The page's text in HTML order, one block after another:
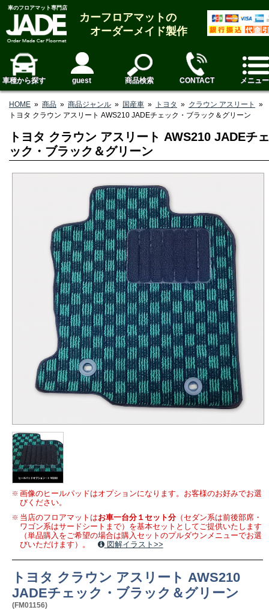
車のフロアマット専門店
カーフロアマットの
オーダーメイド製作
車種から探す guest 商品検索 CONTACT メニュー
HOME » 商品 » 商品ジャンル » 国産車 » トヨタ » クラウン アスリート
»
トヨタ クラウン アスリート AWS210 JADEチェック・ブラック＆グリーン
トヨタ クラウン アスリート AWS210 JADEチェ
ック・ブラック＆グリーン
画像のヒールパッドはオプションになります。お客様のお好みでお選
びください。
当店のフロアマットはお車一台分１セット分（セダン系は前後部席・
ワゴン系はサードシートまで）を基本セットとしてご提供いたします
（単品購入をご希望の場合は購入セットのプルダウンメニューでお選
びいただけます）。
図解イラスト>>
トヨタ クラウン アスリート AWS210
JADEチェック・ブラック＆グリーン
(FM01156)